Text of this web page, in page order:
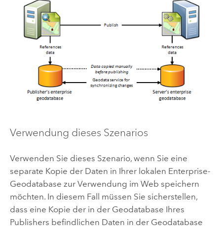
Verwendung dieses Szenarios
Verwenden Sie dieses Szenario, wenn Sie eine
separate Kopie der Daten in Ihrer lokalen Enterprise-
Geodatabase zur Verwendung im Web speichern
möchten. In diesem Fall müssen Sie sicherstellen,
dass eine Kopie der in der Geodatabase Ihres
Publishers befindlichen Daten in der Geodatabase